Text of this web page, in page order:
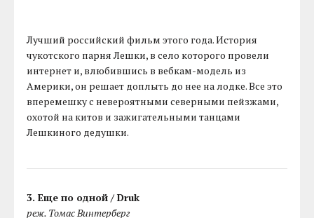
Лучший российский фильм этого года. История
чукотского парня Лешки, в село которого провели
интернет и, влюбившись в вебкам-модель из
Америки, он решает доплыть до нее на лодке. Все это
вперемешку с невероятными северными пейзжами,
охотой на китов и зажигательными танцами
Лешкиного дедушки.
3. Еще по одной / Druk
реж. Томас Винтерберг